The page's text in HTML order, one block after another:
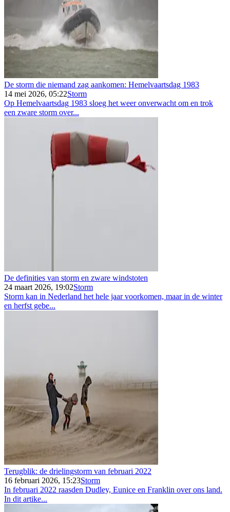
De storm die niemand zag aankomen: Hemelvaartsdag 1983
14 mei 2026, 05:22Storm
Op Hemelvaartsdag 1983 sloeg het weer onverwacht om en trok
een zware storm over...
De definities van storm en zware windstoten
24 maart 2026, 19:02Storm
Storm kan in Nederland het hele jaar voorkomen, maar in de winter
en herfst gebe...
Terugblik: de drielingstorm van februari 2022
16 februari 2026, 15:23Storm
In februari 2022 raasden Dudley, Eunice en Franklin over ons land.
In dit artike...